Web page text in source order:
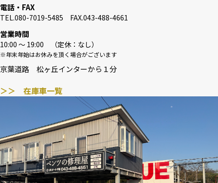
電話・FAX
TEL.080-7019-5485 FAX.043-488-4661
営業時間
10:00 〜 19:00 （定休：なし）
※年末年始はお休みを頂く場合がございます
京葉道路 松ヶ丘インターから１分
＞＞ 在庫車一覧